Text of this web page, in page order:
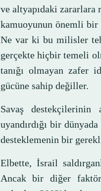
ve altyapıdaki zararlara
kamuoyunun önemli bir
Ne var ki bu milisler
gerçekte hiçbir temeli
tanığı olmayan zafer
gücüne sahip değiller.
Savaş destekçilerinin
uyandırdığı bir
desteklemenin bir
Elbette, İsrail
Ancak bir diğer